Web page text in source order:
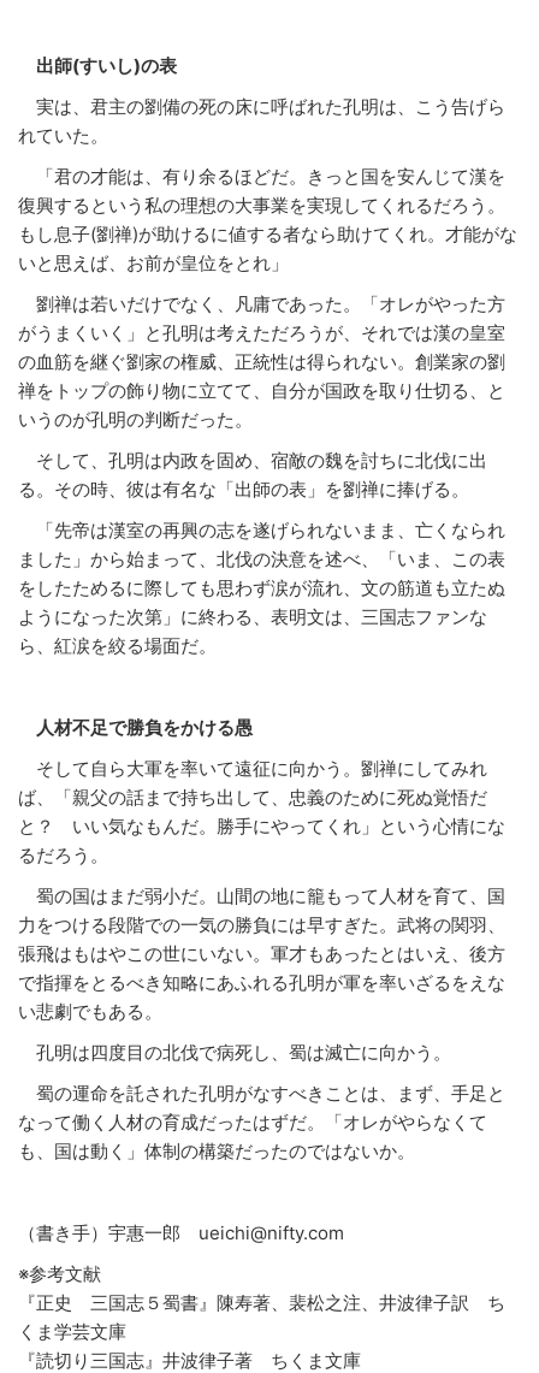
出師(すいし)の表
実は、君主の劉備の死の床に呼ばれた孔明は、こう告げら
れていた。
「君の才能は、有り余るほどだ。きっと国を安んじて漢を
復興するという私の理想の大事業を実現してくれるだろう。
もし息子(劉禅)が助けるに値する者なら助けてくれ。才能がな
いと思えば、お前が皇位をとれ」
劉禅は若いだけでなく、凡庸であった。「オレがやった方
がうまくいく」と孔明は考えただろうが、それでは漢の皇室
の血筋を継ぐ劉家の権威、正統性は得られない。創業家の劉
禅をトップの飾り物に立てて、自分が国政を取り仕切る、と
いうのが孔明の判断だった。
そして、孔明は内政を固め、宿敵の魏を討ちに北伐に出
る。その時、彼は有名な「出師の表」を劉禅に捧げる。
「先帝は漢室の再興の志を遂げられないまま、亡くなられ
ました」から始まって、北伐の決意を述べ、「いま、この表
をしたためるに際しても思わず涙が流れ、文の筋道も立たぬ
ようになった次第」に終わる、表明文は、三国志ファンな
ら、紅涙を絞る場面だ。
人材不足で勝負をかける愚
そして自ら大軍を率いて遠征に向かう。劉禅にしてみれ
ば、「親父の話まで持ち出して、忠義のために死ぬ覚悟だ
と？ いい気なもんだ。勝手にやってくれ」という心情にな
るだろう。
蜀の国はまだ弱小だ。山間の地に籠もって人材を育て、国
力をつける段階での一気の勝負には早すぎた。武将の関羽、
張飛はもはやこの世にいない。軍才もあったとはいえ、後方
で指揮をとるべき知略にあふれる孔明が軍を率いざるをえな
い悲劇でもある。
孔明は四度目の北伐で病死し、蜀は滅亡に向かう。
蜀の運命を託された孔明がなすべきことは、まず、手足と
なって働く人材の育成だったはずだ。「オレがやらなくて
も、国は動く」体制の構築だったのではないか。
（書き手）宇惠一郎 ueichi@nifty.com
※参考文献
『正史 三国志５蜀書』陳寿著、裴松之注、井波律子訳 ち
くま学芸文庫
『読切り三国志』井波律子著 ちくま文庫